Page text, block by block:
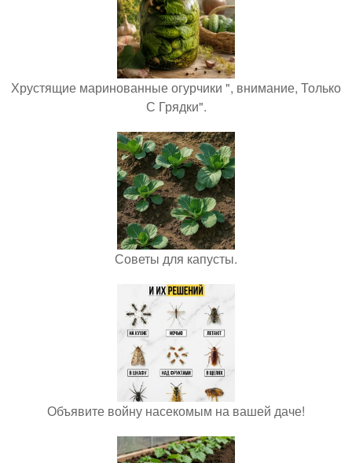
Хрустящие маринованные огурчики ", внимание, Только
С Грядки".
Советы для капусты.
Объявите войну насекомым на вашей даче!